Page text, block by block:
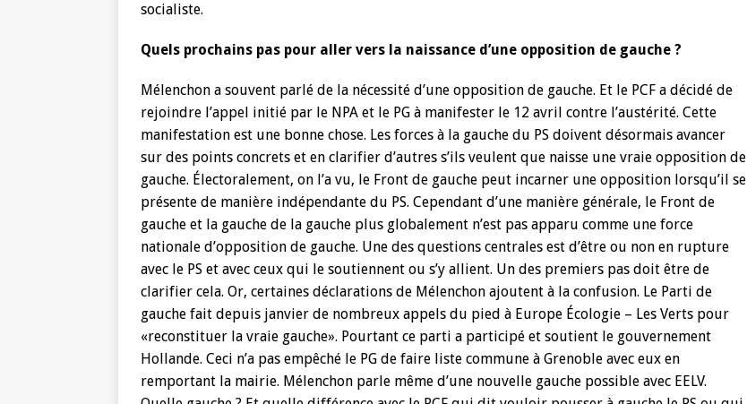
socialiste.
Quels prochains pas pour aller vers la naissance d’une opposition de gauche ?
Mélenchon a souvent parlé de la nécessité d’une opposition de gauche. Et le PCF a décidé de
rejoindre l’appel initié par le NPA et le PG à manifester le 12 avril contre l’austérité. Cette
manifestation est une bonne chose. Les forces à la gauche du PS doivent désormais avancer
sur des points concrets et en clarifier d’autres s’ils veulent que naisse une vraie opposition de
gauche. Électoralement, on l’a vu, le Front de gauche peut incarner une opposition lorsqu’il se
présente de manière indépendante du PS. Cependant d’une manière générale, le Front de
gauche et la gauche de la gauche plus globalement n’est pas apparu comme une force
nationale d’opposition de gauche. Une des questions centrales est d’être ou non en rupture
avec le PS et avec ceux qui le soutiennent ou s’y allient. Un des premiers pas doit être de
clarifier cela. Or, certaines déclarations de Mélenchon ajoutent à la confusion. Le Parti de
gauche fait depuis janvier de nombreux appels du pied à Europe Écologie – Les Verts pour
«reconstituer la vraie gauche». Pourtant ce parti a participé et soutient le gouvernement
Hollande. Ceci n’a pas empêché le PG de faire liste commune à Grenoble avec eux en
remportant la mairie. Mélenchon parle même d’une nouvelle gauche possible avec EELV.